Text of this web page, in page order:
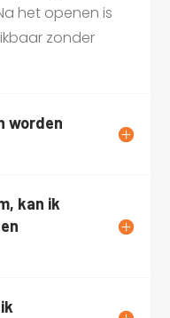
het openen is
zonder
worden
kan ik